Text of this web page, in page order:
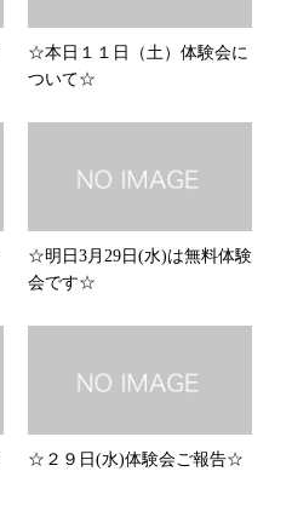
☆本日１１日（土）体験会に
ついて☆
☆明日3月29日(水)は無料体験
会です☆
☆２９日(水)体験会ご報告☆